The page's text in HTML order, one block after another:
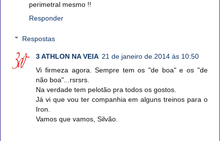
perimetral mesmo !!
Responder
Respostas
3 ATHLON NA VEIA 21 de janeiro de 2014 às 10:50
Vi firmeza agora. Sempre tem os "de boa" e os "de
não boa"...rsrsrs.
Na verdade tem pelotão pra todos os gostos.
Já vi que vou ter companhia em alguns treinos para o
Iron.
Vamos que vamos, Silvão.